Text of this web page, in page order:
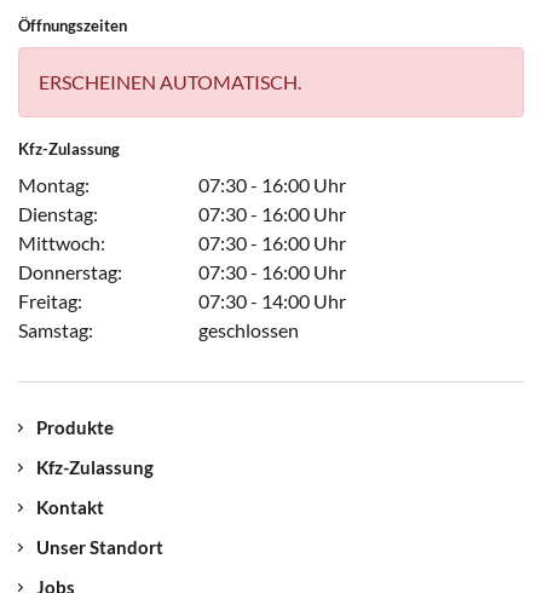
Öffnungszeiten
ERSCHEINEN AUTOMATISCH.
Kfz-Zulassung
Montag:
07:30 - 16:00 Uhr
Dienstag:
07:30 - 16:00 Uhr
Mittwoch:
07:30 - 16:00 Uhr
Donnerstag:
07:30 - 16:00 Uhr
Freitag:
07:30 - 14:00 Uhr
Samstag:
geschlossen
Produkte
Kfz-Zulassung
Kontakt
Unser Standort
Jobs